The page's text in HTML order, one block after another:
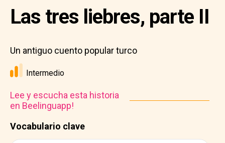
Vocabulario clave
Las tres liebres, parte II
Un antiguo cuento popular turco
Intermedio
Lee y escucha esta historia
en Beelinguapp!